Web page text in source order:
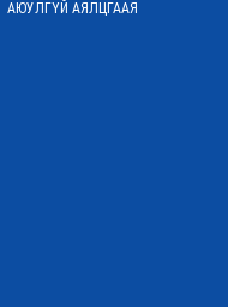
АЮУЛГҮЙ АЯЛЦГААЯ